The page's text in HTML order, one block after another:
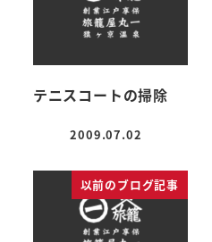
テニスコートの掃除
投稿日
2009.07.02
以前のブログ記事